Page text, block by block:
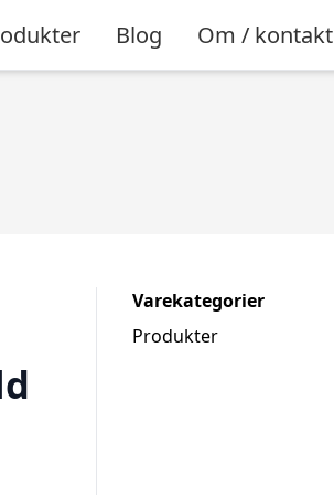
Blog Om / kontakt
Varekategorier
Produkter